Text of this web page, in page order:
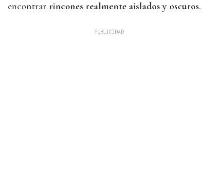
encontrar rincones realmente aislados y oscuros.